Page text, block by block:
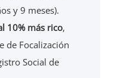
y 9 meses).
10% más rico,
de Focalización
Social de